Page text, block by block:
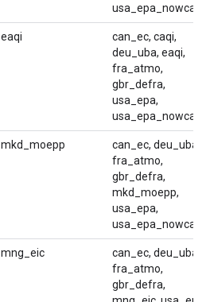
usa_epa_nowcast
eaqi
can_ec, caqi,
deu_uba, eaqi,
fra_atmo,
gbr_defra,
usa_epa,
usa_epa_nowcast
mkd_moepp
can_ec, deu_uba,
fra_atmo,
gbr_defra,
mkd_moepp,
usa_epa,
usa_epa_nowcast
mng_eic
can_ec, deu_uba,
fra_atmo,
gbr_defra,